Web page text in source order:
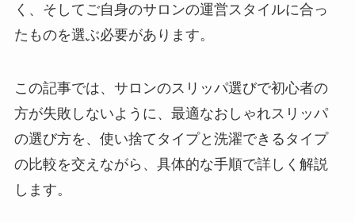
く、そしてご自身のサロンの運営スタイルに合っ
たものを選ぶ必要があります。
この記事では、サロンのスリッパ選びで初心者の
方が失敗しないように、最適なおしゃれスリッパ
の選び方を、使い捨てタイプと洗濯できるタイプ
の比較を交えながら、具体的な手順で詳しく解説
します。